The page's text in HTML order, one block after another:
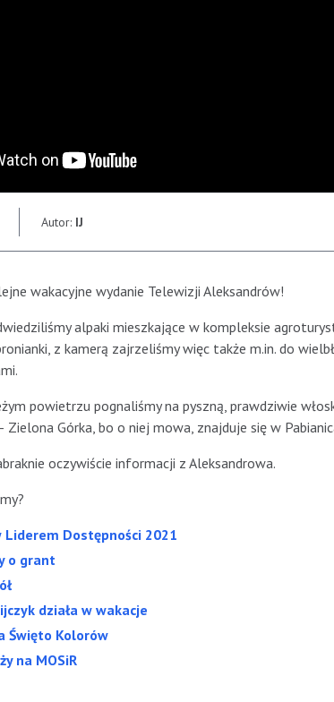
Autor: IJ
wakacyjne wydanie Telewizji Aleksandrów!
alpaki mieszkające w kompleksie
z kamerą zajrzeliśmy więc także m.in. do
powietrzu pognaliśmy na pyszną, prawdziwie
Zielona Górka, bo o niej mowa, znajduje się w
oczywiście informacji z Aleksandrowa.
Dostępności 2021
o grant
działa w wakacje
Święto Kolorów
na MOSiR